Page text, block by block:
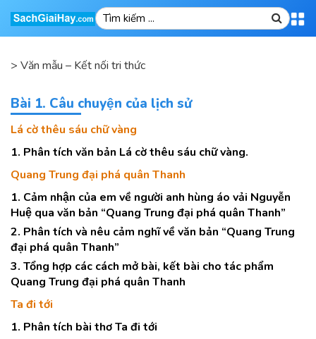
> Văn mẫu – Kết nối tri thức
Bài 1. Câu chuyện của lịch sử
Lá cờ thêu sáu chữ vàng
1. Phân tích văn bản Lá cờ thêu sáu chữ vàng.
Quang Trung đại phá quân Thanh
1. Cảm nhận của em về người anh hùng áo vải Nguyễn
Huệ qua văn bản “Quang Trung đại phá quân Thanh”
2. Phân tích và nêu cảm nghĩ về văn bản “Quang Trung
đại phá quân Thanh”
3. Tổng hợp các cách mở bài, kết bài cho tác phẩm
Quang Trung đại phá quân Thanh
Ta đi tới
1. Phân tích bài thơ Ta đi tới